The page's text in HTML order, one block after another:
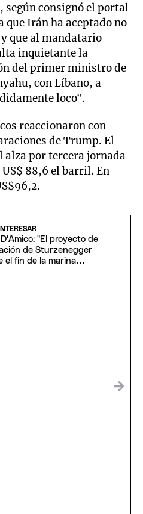
consignó el portal
que Irán ha aceptado no
que al mandatario
inquietante la
del primer ministro de
con Líbano, a
loco”.
reaccionaron con
de Trump. El
alza por tercera jornada
88,6 el barril. En
"El proyecto de
de Sturzenegger
el fin de la marina